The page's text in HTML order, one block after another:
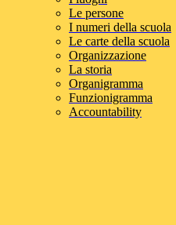
Le persone
I numeri della scuola
Le carte della scuola
Organizzazione
La storia
Organigramma
Funzionigramma
Accountability